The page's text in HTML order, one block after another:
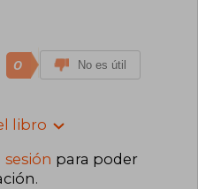
0 No es útil
libro
sesión para poder
.